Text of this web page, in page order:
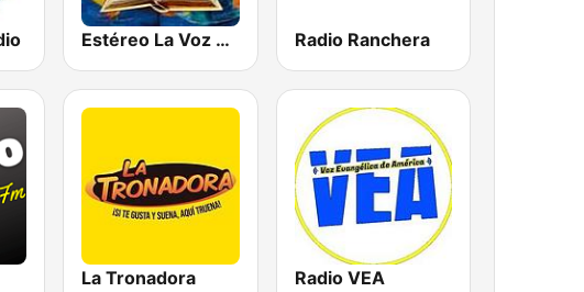
Estéreo La Voz De Dios Radio Ranchera
La Tronadora Radio VEA